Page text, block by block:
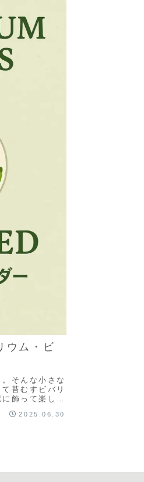
ウム・ビ
そんな小さな
苔むすビバリ
飾って楽しむ
2025.06.30